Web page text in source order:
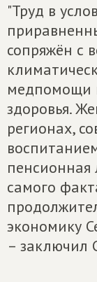
"Труд в
сопряжён с
медпомощи
здоровья.
регионах,
пенсионная
самого
экономику
– заключил